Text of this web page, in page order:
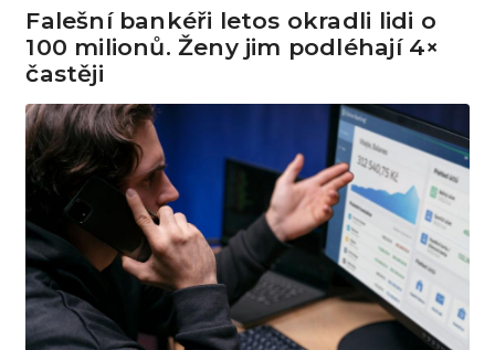
Falešní bankéři letos okradli lidi o
100 milionů. Ženy jim podléhají 4×
častěji